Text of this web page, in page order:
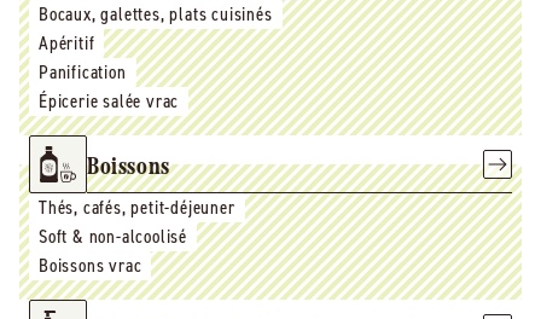
Bocaux, galettes, plats cuisinés
Apéritif
Panification
Épicerie salée vrac
Boissons
Thés, cafés, petit-déjeuner
Soft & non-alcoolisé
Boissons vrac